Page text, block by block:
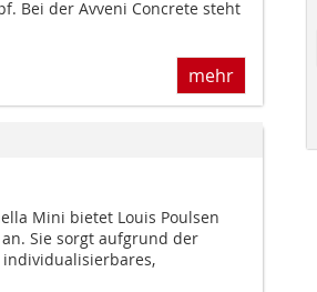
Bei der Avveni Concrete steht
mehr
Mini bietet Louis Poulsen
Sie sorgt aufgrund der
individualisierbares,